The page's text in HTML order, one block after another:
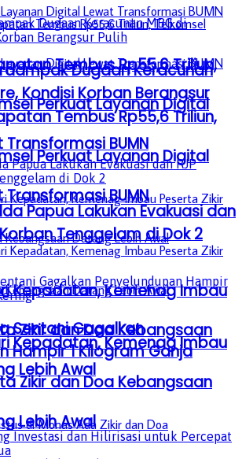
Tembus Rp55,6 Triliun,
Perkuat Layanan Digital
Transformasi BUMN
Kepadatan, Kemenag Imbau
Zikir dan Doa Kebangsaan
Lebih Awal
Tembus Rp55,6 Triliun,
Perkuat Layanan Digital
Transformasi BUMN
Kepadatan, Kemenag Imbau
Zikir dan Doa Kebangsaan
Lebih Awal
Dugaan Keracunan
Kondisi Korban Berangsur
Papua Lakukan Evakuasi dan
Tenggelam di Dok 2
Sentani Gagalkan
Hampir 1 Kilogram Ganja